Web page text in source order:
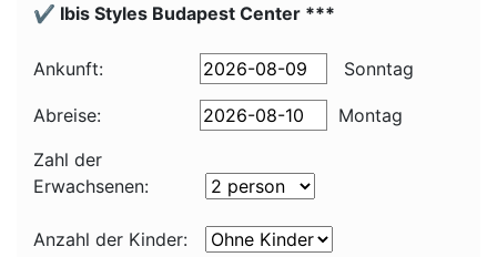
✔️ Ibis Styles Budapest Center ***
Ankunft: Sonntag
Abreise:
Montag
Zahl der
Erwachsenen:
Anzahl der Kinder: